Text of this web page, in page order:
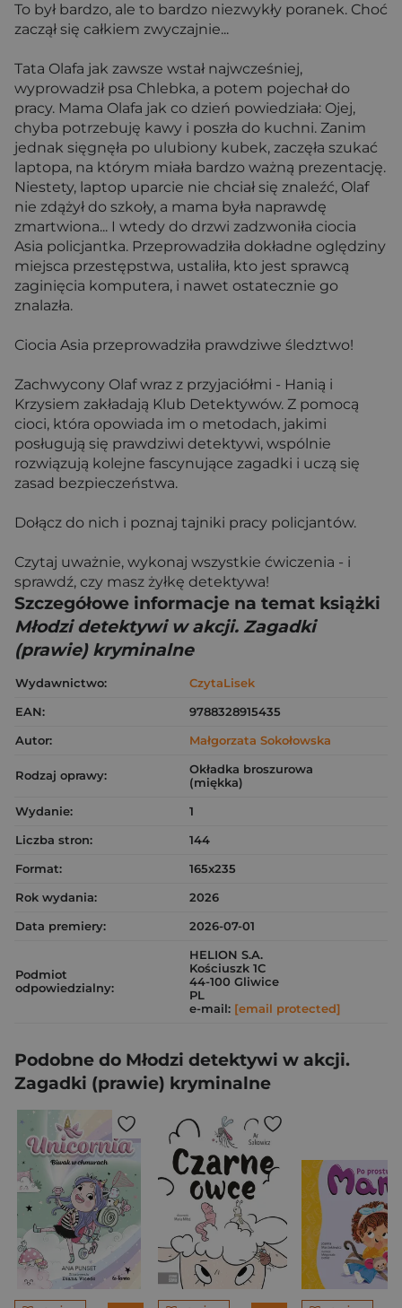
To był bardzo, ale to bardzo niezwykły poranek. Choć
zaczął się całkiem zwyczajnie...
Tata Olafa jak zawsze wstał najwcześniej,
wyprowadził psa Chlebka, a potem pojechał do
pracy. Mama Olafa jak co dzień powiedziała: Ojej,
chyba potrzebuję kawy i poszła do kuchni. Zanim
jednak sięgnęła po ulubiony kubek, zaczęła szukać
laptopa, na którym miała bardzo ważną prezentację.
Niestety, laptop uparcie nie chciał się znaleźć, Olaf
nie zdążył do szkoły, a mama była naprawdę
zmartwiona... I wtedy do drzwi zadzwoniła ciocia
Asia policjantka. Przeprowadziła dokładne oględziny
miejsca przestępstwa, ustaliła, kto jest sprawcą
zaginięcia komputera, i nawet ostatecznie go
znalazła.
Ciocia Asia przeprowadziła prawdziwe śledztwo!
Zachwycony Olaf wraz z przyjaciółmi - Hanią i
Krzysiem zakładają Klub Detektywów. Z pomocą
cioci, która opowiada im o metodach, jakimi
posługują się prawdziwi detektywi, wspólnie
rozwiązują kolejne fascynujące zagadki i uczą się
zasad bezpieczeństwa.
Dołącz do nich i poznaj tajniki pracy policjantów.
Czytaj uważnie, wykonaj wszystkie ćwiczenia - i
sprawdź, czy masz żyłkę detektywa!
Szczegółowe informacje na temat książki
Młodzi detektywi w akcji. Zagadki
(prawie) kryminalne
Wydawnictwo:
CzytaLisek
EAN:
9788328915435
Autor:
Małgorzata Sokołowska
Rodzaj oprawy:
Okładka broszurowa
(miękka)
Wydanie:
1
Liczba stron:
144
Format:
165x235
Rok wydania:
2026
Data premiery:
2026-07-01
Podmiot
odpowiedzialny:
HELION S.A.
Kościuszk 1C
44-100 Gliwice
PL
e-mail: [email protected]
Podobne do Młodzi detektywi w akcji.
Zagadki (prawie) kryminalne